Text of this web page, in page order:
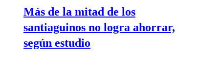
Más de la mitad de los
santiaguinos no logra ahorrar,
según estudio